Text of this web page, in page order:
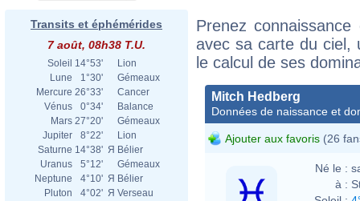
Transits et éphémérides
7 août, 08h38 T.U.
Soleil 14°53'
Lion
Lune
1°30'
Gémeaux
Mercure 26°33'
Cancer
Vénus
0°34'
Balance
Mars 27°20'
Gémeaux
Jupiter
8°22'
Lion
Saturne 14°38' Я Bélier
Uranus
5°12'
Gémeaux
Neptune
4°10' Я Bélier
Pluton
4°02' Я Verseau
Prenez
avec sa carte du ciel,
le calcul de ses
Mitch Hedberg
Données de naissance et
Ajouter aux favoris (26
Né le :
à :